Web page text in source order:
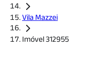
Vila Mazzei
Imóvel 312955